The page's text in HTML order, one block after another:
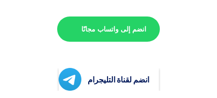
انضم إلى واتساب مجانًا
انضم لقناة التليجرام